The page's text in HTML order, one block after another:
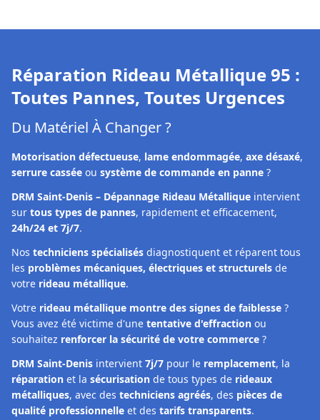
Réparation Rideau Métallique95 :
Toutes Pannes, Toutes Urgences
Du Matériel À Changer ?
Motorisation défectueuse, lame endommagée, axe désaxé,
serrure cassée ou système de commande en panne ?
DRM Saint-Denis – Dépannage Rideau Métallique intervient
sur tous types de pannes, rapidement et efficacement,
24h/24 et 7j/7.
Nos techniciens spécialisés diagnostiquent et réparent tous
les problèmes mécaniques, électriques et structurels de
votre rideau métallique.
Votre rideau métallique montre des signes de faiblesse ?
Vous avez été victime d'une tentative d'effraction ou
souhaitez renforcer la sécurité de votre commerce ?
DRM Saint-Denis intervient 7j/7 pour le remplacement, la
réparation et la sécurisation de tous types de rideaux
métalliques, avec des techniciens agréés, des pièces de
qualité professionnelle et des tarifs transparents.